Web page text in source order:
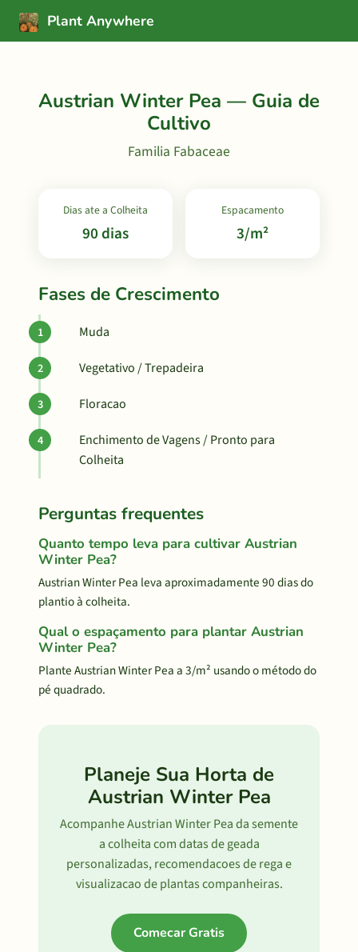
Plant Anywhere
Austrian Winter Pea — Guia de
Cultivo
Familia Fabaceae
Dias ate a Colheita
90 dias
Espacamento
3/m²
Fases de Crescimento
Muda
Vegetativo / Trepadeira
Floracao
Enchimento de Vagens / Pronto para
Colheita
Perguntas frequentes
Quanto tempo leva para cultivar Austrian
Winter Pea?
Austrian Winter Pea leva aproximadamente 90 dias do
plantio à colheita.
Qual o espaçamento para plantar Austrian
Winter Pea?
Plante Austrian Winter Pea a 3/m² usando o método do
pé quadrado.
Planeje Sua Horta de
Austrian Winter Pea
Acompanhe Austrian Winter Pea da semente
a colheita com datas de geada
personalizadas, recomendacoes de rega e
visualizacao de plantas companheiras.
Comecar Gratis